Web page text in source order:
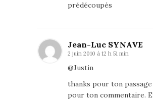
prédécoupés
Jean-Luc SYNAVE
2 juin 2010 à 12 h 51 min
@Justin
thanks pour ton
pour ton commentaire.